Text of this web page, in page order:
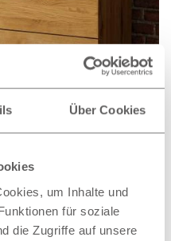
Über Cookies
um Inhalte und
für soziale
die Zugriffe auf unsere